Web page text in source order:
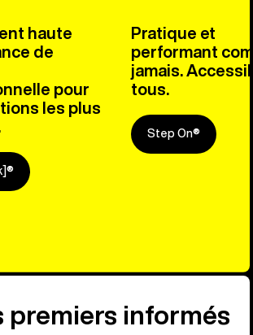
haute
de
pour
les plus
Pratique et
performant
jamais.
tous.
Step On®
premiers informés